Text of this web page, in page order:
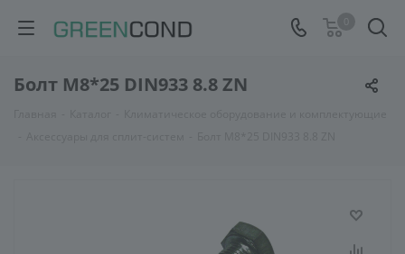
Болт М8*25 DIN933 8.8 ZN